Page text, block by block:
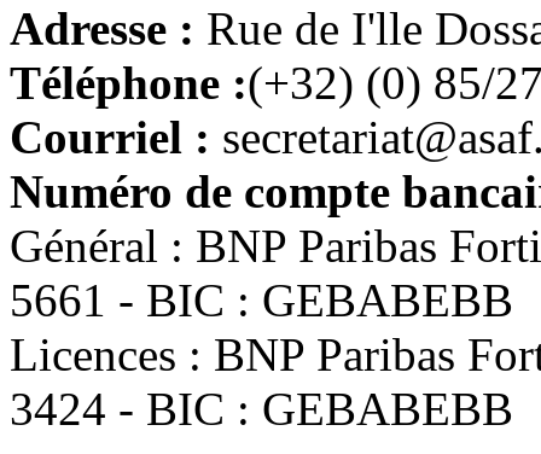
Adresse : Rue de I'lle
Téléphone :(+32) (0) 85/
Courriel :
Numéro de compte
Général : BNP Paribas
5661 - BIC : GEBABEBB
Licences : BNP Paribas
3424 - BIC : GEBABEBB